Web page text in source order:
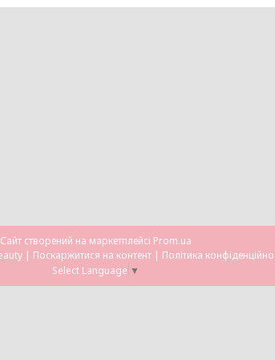
Сайт створений на маркетплейсі Prom.ua
Omedica Health & Beauty | Поскаржитися на контент | Політика
Select Language ▼